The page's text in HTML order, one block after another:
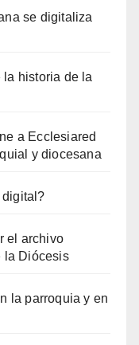
se digitaliza
la historia de la
a Ecclesiared
y diocesana
digital?
el archivo
la Diócesis
la parroquia y en